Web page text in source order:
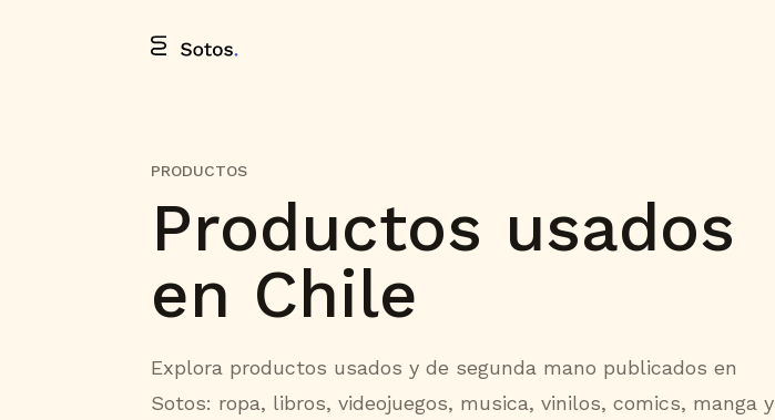
PRODUCTOS
Productos usados
en Chile
Explora productos usados y de segunda mano publicados en
Sotos: ropa, libros, videojuegos, musica, vinilos, comics, manga y